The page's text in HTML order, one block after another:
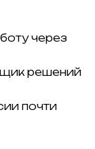
через
решений
почти